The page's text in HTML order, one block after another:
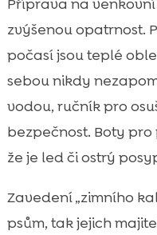
Příprava na
zvýšenou opatrnost.
počasí jsou teplé
sebou nikdy
vodou, ručník pro
bezpečnost. Boty
že je led či ostrý
Zavedení „zimního
psům, tak jejich